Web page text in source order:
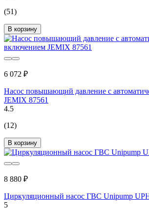
(51)
В корзину
6 072 ₽
Насос повышающий давление с
JEMIX 87561
4.5
(12)
В корзину
8 880 ₽
Циркуляционный насос ГВС Unipump
5